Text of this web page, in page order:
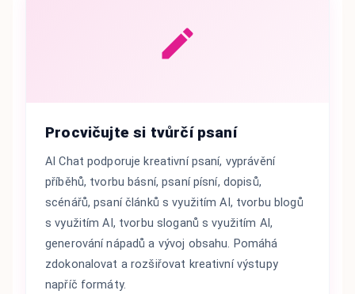
Procvičujte si tvůrčí psaní
AI Chat podporuje kreativní psaní, vyprávění
příběhů, tvorbu básní, psaní písní, dopisů,
scénářů, psaní článků s využitím AI, tvorbu blogů
s využitím AI, tvorbu sloganů s využitím AI,
generování nápadů a vývoj obsahu. Pomáhá
zdokonalovat a rozšiřovat kreativní výstupy
napříč formáty.